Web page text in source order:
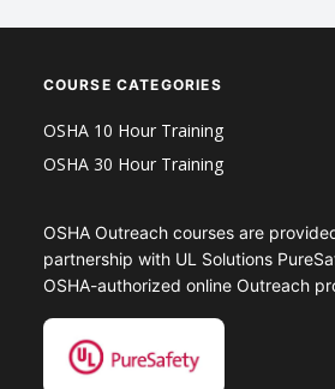
COURSE CATEGORIES
OSHA 10 Hour Training
OSHA 30 Hour Training
OSHA Outreach courses are
partnership with UL Solutions
OSHA-authorized online Outreach